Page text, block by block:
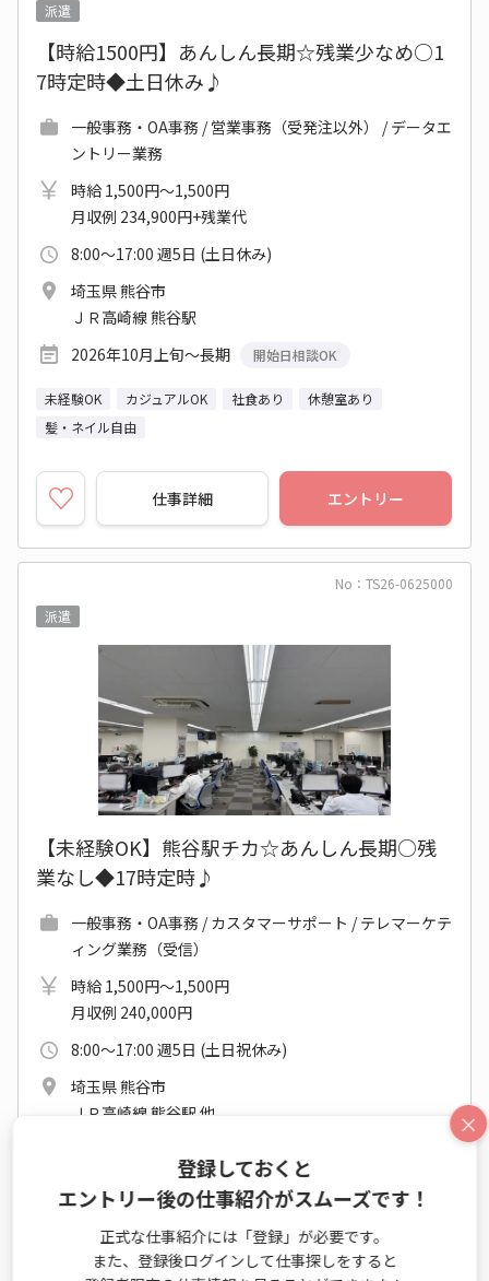
派遣
【時給1500円】あんしん長期☆残業少なめ○1
7時定時◆土日休み♪
一般事務・OA事務 / 営業事務（受発注以外） / データエ
ントリー業務
時給 1,500円～1,500円
月収例 234,900円+残業代
8:00～17:00 週5日 (土日休み)
埼玉県 熊谷市
ＪＲ高崎線 熊谷駅
2026年10月上旬～長期
開始日相談OK
未経験OK カジュアルOK 社食あり
休憩室あり
髪・ネイル自由
仕事詳細 エントリー
No：TS26-0625000
派遣
【未経験OK】熊谷駅チカ☆あんしん長期○残
業なし◆17時定時♪
一般事務・OA事務 / カスタマーサポート / テレマーケテ
ィング業務（受信）
時給 1,500円～1,500円
月収例 240,000円
8:00～17:00 週5日 (土日祝休み)
埼玉県 熊谷市
ＪＲ高崎線 熊谷駅 他
未経験OK 駅から5分 カジュアルOK
複数名募集
事務はじめてOK
×
登録しておくと
エントリー後の仕事紹介がスムーズです！
正式な仕事紹介には「登録」が必要です。
また、登録後ログインして仕事探しをすると